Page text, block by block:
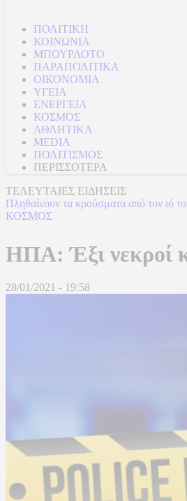
ΠΟΛΙΤΙΚΗ
ΚΟΙΝΩΝΙΑ
ΜΠΟΥΡΛΟΤΟ
ΠΑΡΑΠΟΛΙΤΙΚΑ
ΟΙΚΟΝΟΜΙΑ
ΥΓΕΙΑ
ΕΝΕΡΓΕΙΑ
ΚΟΣΜΟΣ
ΑΘΛΗΤΙΚΑ
MEDIA
ΠΟΛΙΤΙΣΜΟΣ
ΠΕΡΙΣΣΟΤΕΡΑ
ΤΕΛΕΥΤΑΙΕΣ ΕΙΔΗΣΕΙΣ
Πληθαίνουν τα κρούσματα από τον ιό
ΚΟΣΜΟΣ
ΗΠΑ: Έξι νεκροί
28/01/2021 - 19:58